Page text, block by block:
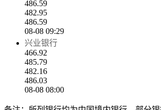
486.59
482.95
486.59
08-08 09:29
兴业银行
466.92
485.79
482.16
486.03
08-08 08:00